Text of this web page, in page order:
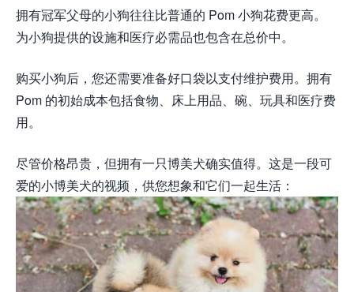
拥有冠军父母的小狗往往比普通的 Pom 小狗花费更高。
为小狗提供的设施和医疗必需品也包含在总价中。
购买小狗后，您还需要准备好口袋以支付维护费用。拥有
Pom 的初始成本包括食物、床上用品、碗、玩具和医疗费
用。
尽管价格昂贵，但拥有一只博美犬确实值得。这是一段可
爱的小博美犬的视频，供您想象和它们一起生活：